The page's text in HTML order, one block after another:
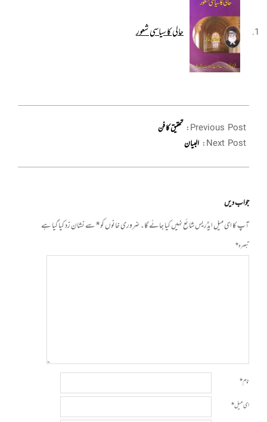
حالی کا سیاسی شعور
01-
06
Previous Post:
تحقیق کا فن
Next Post: البیان
جواب دیں
آپ کا ای میل ایڈریس شائع نہیں کیا جائے گا۔ضروری خانوں کو*سے نشان زد کیا گیا ہے
تبصرہ*
نام*
ای میل*